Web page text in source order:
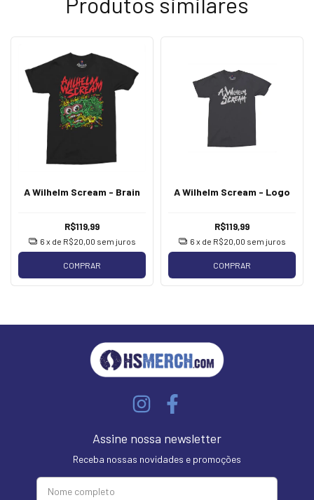
A Wilhelm Scream - Brain
R$119,99
6 x de R$20,00 sem juros
COMPRAR
A Wilhelm Scream - Logo
R$119,99
6 x de R$20,00 sem juros
COMPRAR
Assine nossa newsletter
Receba nossas novidades e promoções